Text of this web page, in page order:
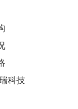
科技